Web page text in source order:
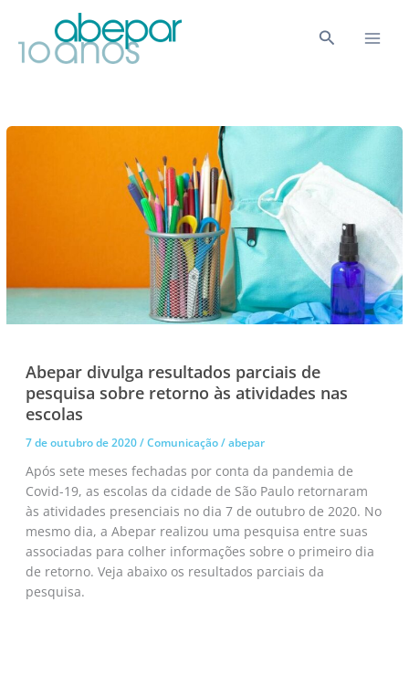
conteúdo
Pesquisar
Abepar divulga resultados parciais de
pesquisa sobre retorno às atividades nas
escolas
7 de outubro de 2020/Comunicação/abepar
Após sete meses fechadas por conta da pandemia de
Covid-19, as escolas da cidade de São Paulo retornaram
às atividades presenciais no dia 7 de outubro de 2020. No
mesmo dia, a Abepar realizou uma pesquisa entre suas
associadas para colher informações sobre o primeiro dia
de retorno. Veja abaixo os resultados parciais da
pesquisa.